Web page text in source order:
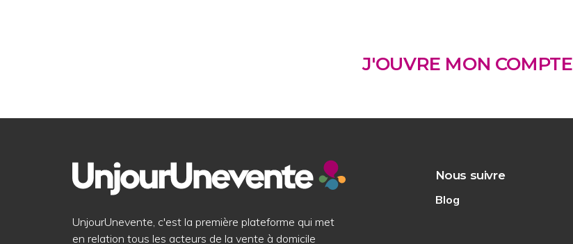
J'OUVRE MON COMPTE
UnjourUnevente, c'est la première plateforme qui met
en relation tous les acteurs de la vente à domicile
Nous suivre
Blog